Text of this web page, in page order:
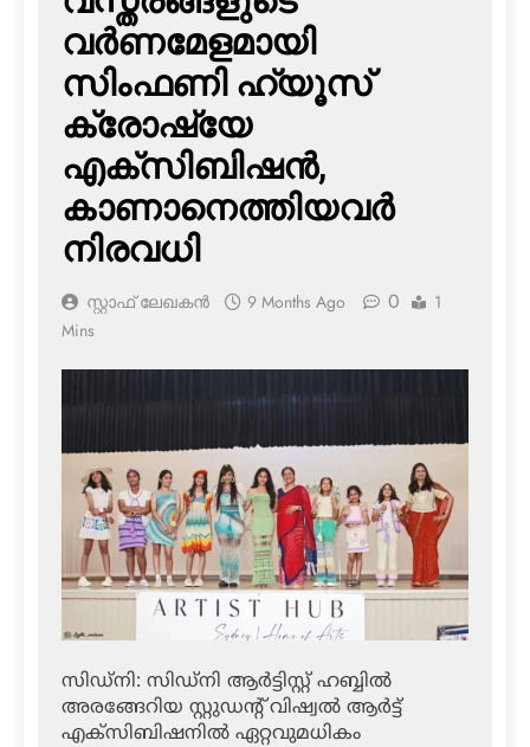
വര്‍ണമേളമായി
സിംഫണി ഹ്യൂസ്
ക്രോഷ്യേ
എക്‌സിബിഷന്‍,
കാണാനെത്തിയവര്‍
നിരവധി
സ്റ്റാഫ് ലേഖകൻ 9 Months Ago 0
1
Mins
സിഡ്‌നി: സിഡ്‌നി ആര്‍ട്ടിസ്റ്റ് ഹബ്ബില്‍
അരങ്ങേറിയ സ്റ്റുഡന്റ് വിഷ്വല്‍ ആര്‍ട്ട്
എക്‌സിബിഷനില്‍ ഏറ്റവുമധികം